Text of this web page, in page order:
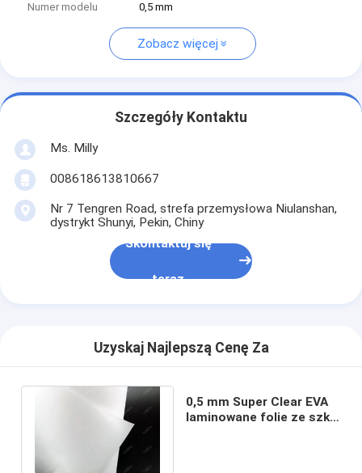
Numer modelu
0,5 mm
Zobacz więcej
Szczegóły Kontaktu
Ms. Milly
008618613810667
Nr 7 Tengren Road, strefa przemysłowa Niulanshan,
dystrykt Shunyi, Pekin, Chiny
Skontaktuj się
teraz
Uzyskaj Najlepszą Cenę Za
0,5 mm Super Clear EVA
laminowane folie ze szkła